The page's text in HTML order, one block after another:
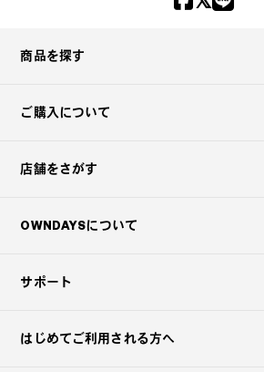
商品を探す
ご購入について
店舗をさがす
OWNDAYSについて
サポート
はじめてご利用される方へ